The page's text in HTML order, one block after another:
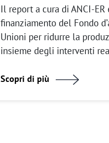
Il report a cura di ANCI-
finanziamento del Fondo
Unioni per ridurre la
insieme degli interventi
Scopri di più